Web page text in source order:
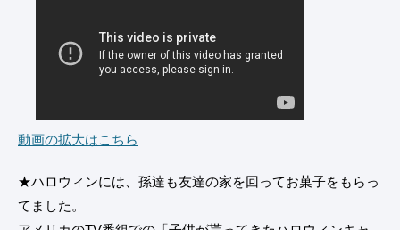
動画の拡大はこちら
★ハロウィンには、孫達も友達の家を回ってお菓子をもらっ
てました。